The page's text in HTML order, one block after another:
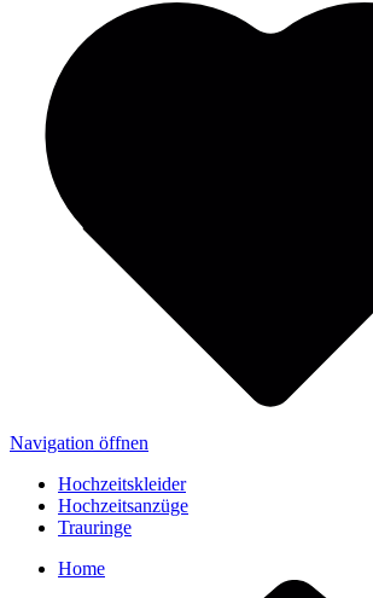
Navigation öffnen
Hochzeitskleider
Hochzeitsanzüge
Trauringe
Home